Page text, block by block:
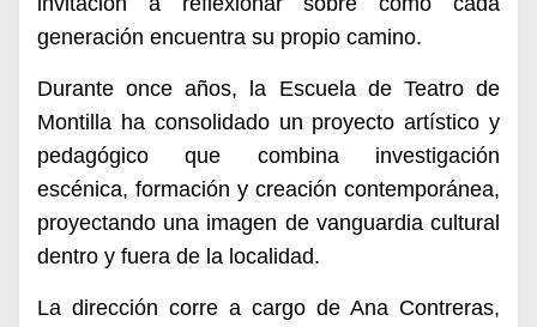
generación encuentra su propio camino.
Durante once años, la Escuela de Teatro de
Montilla ha consolidado un proyecto artístico y
pedagógico que combina investigación
escénica, formación y creación contemporánea,
proyectando una imagen de vanguardia cultural
dentro y fuera de la localidad.
La dirección corre a cargo de Ana Contreras,